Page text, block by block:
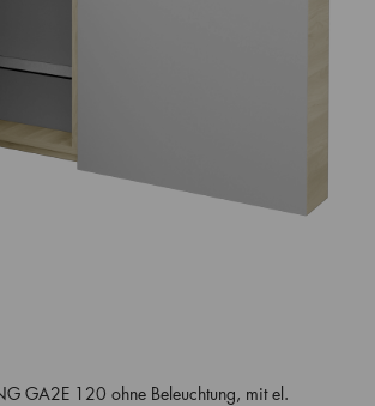
GA2E 120 ohne Beleuchtung, mit el.